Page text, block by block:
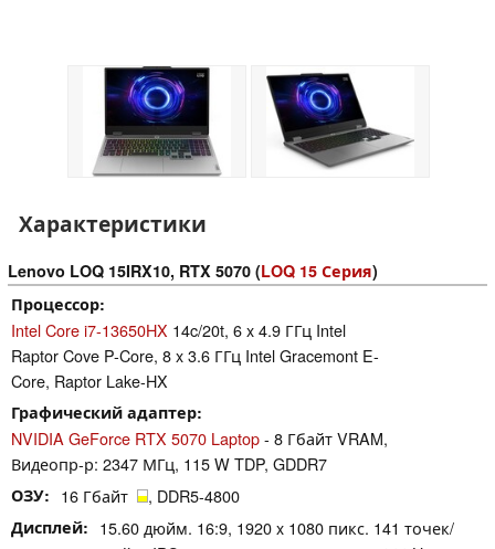
Характеристики
Lenovo LOQ 15IRX10, RTX 5070 (LOQ 15 Серия)
Процессор
Intel Core i7-13650HX 14c/20t, 6 x 4.9 ГГц Intel
Raptor Cove P-Core, 8 x 3.6 ГГц Intel Gracemont E-
Core, Raptor Lake-HX
Графический адаптер
NVIDIA GeForce RTX 5070 Laptop- 8 Гбайт VRAM,
Видеопр-р: 2347 МГц, 115 W TDP, GDDR7
ОЗУ 16 Гбайт , DDR5-4800
Дисплей
15.60 дюйм. 16:9, 1920 x 1080 пикс. 141 точек/